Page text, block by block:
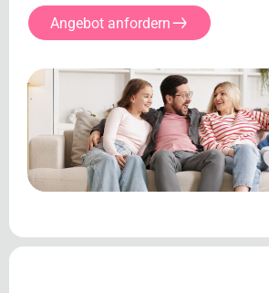
Angebot anfordern